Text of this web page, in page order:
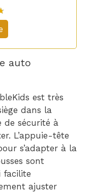
auto
est très
dans la
de sécurité à
L’appuie-tête
s’adapter à la
sont
facilite
ajuster